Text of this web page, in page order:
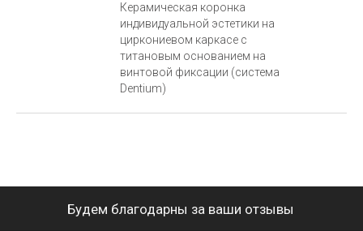
Керамическая коронка
индивидуальной эстетики на
циркониевом каркасе с
титановым основанием на
винтовой фиксации (система
Dentium)